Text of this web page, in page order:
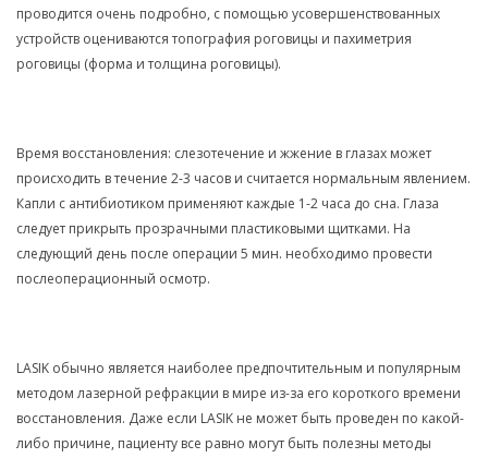
проводится очень подробно, с помощью усовершенствованных
устройств оцениваются топография роговицы и пахиметрия
роговицы (форма и толщина роговицы).
Время восстановления: слезотечение и жжение в глазах может
происходить в течение 2-3 часов и считается нормальным явлением.
Капли с антибиотиком применяют каждые 1-2 часа до сна. Глаза
следует прикрыть прозрачными пластиковыми щитками. На
следующий день после операции 5 мин. необходимо провести
послеоперационный осмотр.
LASIK обычно является наиболее предпочтительным и популярным
методом лазерной рефракции в мире из-за его короткого времени
восстановления. Даже если LASIK не может быть проведен по какой-
либо причине, пациенту все равно могут быть полезны методы